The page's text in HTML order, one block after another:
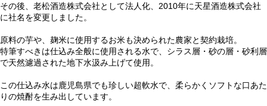
その後、老松酒造株式会社として法人化、2010年に天星酒造株式会社
に社名を変更しました。
原料の芋や、麹米に使用するお米も決められた農家と契約栽培。
特筆すべきは仕込み全般に使用される水で、シラス層・砂の層・砂利層
で天然濾過された地下水汲み上げて使用。
この仕込み水は鹿児島県でも珍しい超軟水で、柔らかくソフトな口あた
りの焼酎を生み出しています。